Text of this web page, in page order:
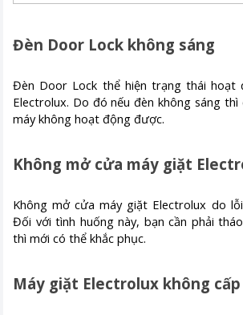
Đèn Door Lock không sáng
Đèn Door Lock thể hiện trạng thái hoạt
Electrolux. Do đó nếu đèn không sáng
máy không hoạt động được.
Không mở cửa máy giặt
Không mở cửa máy giặt Electrolux do
Đối với tình huống này, bạn cần phải
thì mới có thể khắc phục.
Máy giặt Electrolux không